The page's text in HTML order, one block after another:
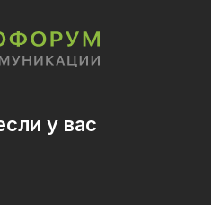
у вас